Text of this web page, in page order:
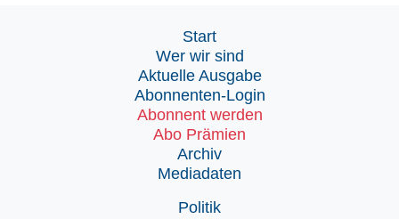
Start
Wer wir sind
Aktuelle Ausgabe
Abonnenten-Login
Abonnent werden
Abo Prämien
Archiv
Mediadaten
Politik